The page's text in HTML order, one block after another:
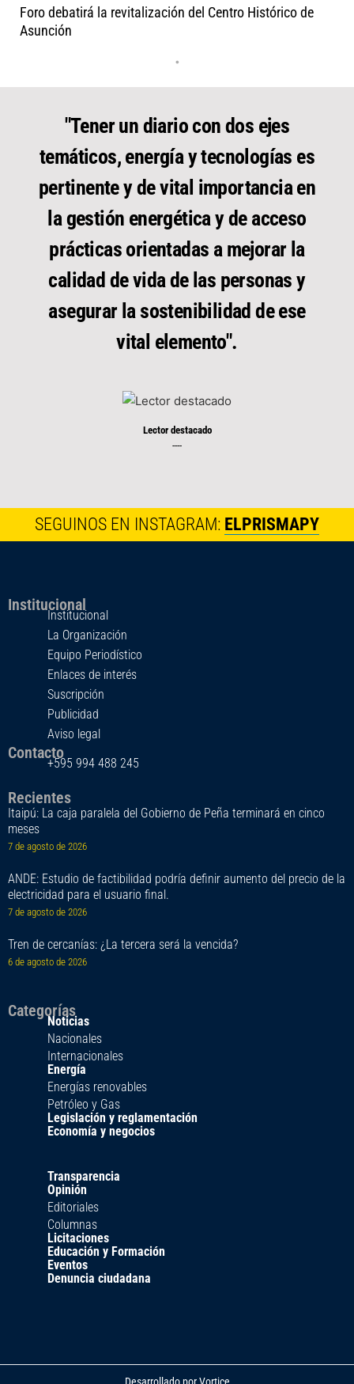
Foro debatirá la revitalización del Centro Histórico de
Asunción
•
"Tener un diario con dos ejes
temáticos, energía y tecnologías es
pertinente y de vital importancia en
la gestión energética y de acceso
prácticas orientadas a mejorar la
calidad de vida de las personas y
asegurar la sostenibilidad de ese
vital elemento".
Lector destacado
----
SEGUINOS EN INSTAGRAM: ELPRISMAPY
Institucional
Institucional
La Organización
Equipo Periodístico
Enlaces de interés
Suscripción
Publicidad
Aviso legal
Contacto
+595 994 488 245
Recientes
Itaipú: La caja paralela del Gobierno de Peña terminará en cinco
meses
7 de agosto de 2026
ANDE: Estudio de factibilidad podría definir aumento del precio de la
electricidad para el usuario final.
7 de agosto de 2026
Tren de cercanías: ¿La tercera será la vencida?
6 de agosto de 2026
Categorías
Noticias
Nacionales
Internacionales
Energía
Energías renovables
Petróleo y Gas
Legislación y reglamentación
Economía y negocios
Transparencia
Opinión
Editoriales
Columnas
Licitaciones
Educación y Formación
Eventos
Denuncia ciudadana